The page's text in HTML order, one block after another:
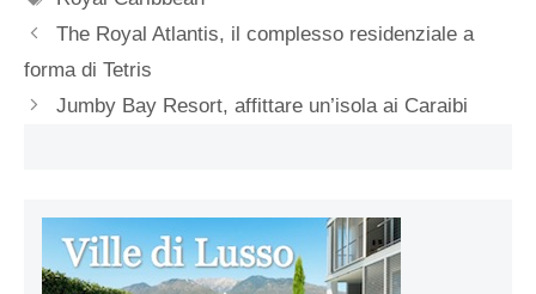
The Royal Atlantis, il complesso residenziale a
forma di Tetris
Jumby Bay Resort, affittare un’isola ai Caraibi